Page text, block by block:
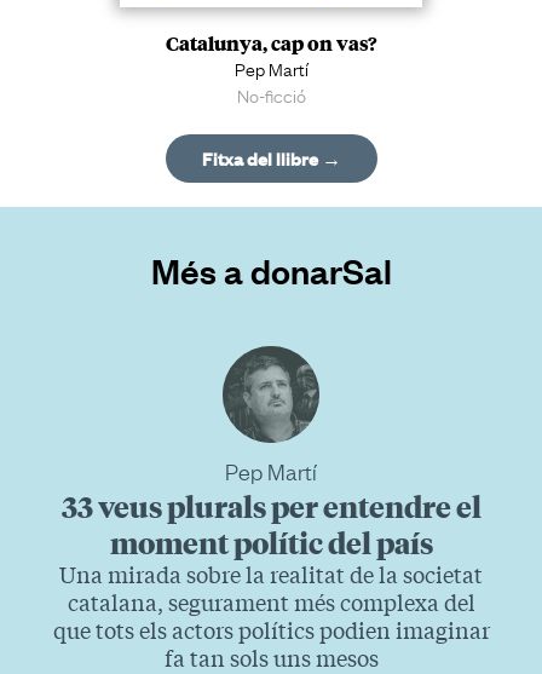
Catalunya, cap on vas?
Pep Martí
No-ficció
Fitxa del llibre →
Més a donarSal
Pep Martí
33 veus plurals per entendre el
moment polític del país
Una mirada sobre la realitat de la societat
catalana, segurament més complexa del
que tots els actors polítics podien imaginar
fa tan sols uns mesos